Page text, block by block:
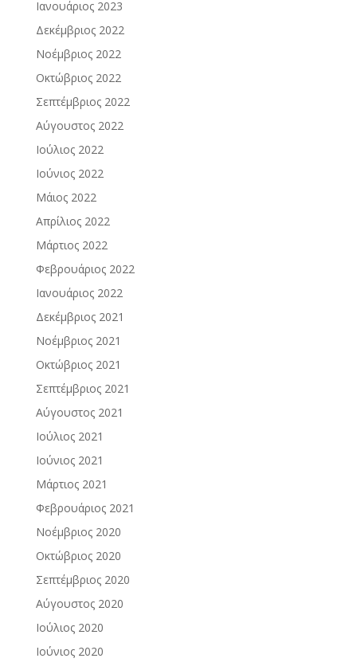
Ιανουάριος 2023
Δεκέμβριος 2022
Νοέμβριος 2022
Οκτώβριος 2022
Σεπτέμβριος 2022
Αύγουστος 2022
Ιούλιος 2022
Ιούνιος 2022
Μάιος 2022
Απρίλιος 2022
Μάρτιος 2022
Φεβρουάριος 2022
Ιανουάριος 2022
Δεκέμβριος 2021
Νοέμβριος 2021
Οκτώβριος 2021
Σεπτέμβριος 2021
Αύγουστος 2021
Ιούλιος 2021
Ιούνιος 2021
Μάρτιος 2021
Φεβρουάριος 2021
Νοέμβριος 2020
Οκτώβριος 2020
Σεπτέμβριος 2020
Αύγουστος 2020
Ιούλιος 2020
Ιούνιος 2020